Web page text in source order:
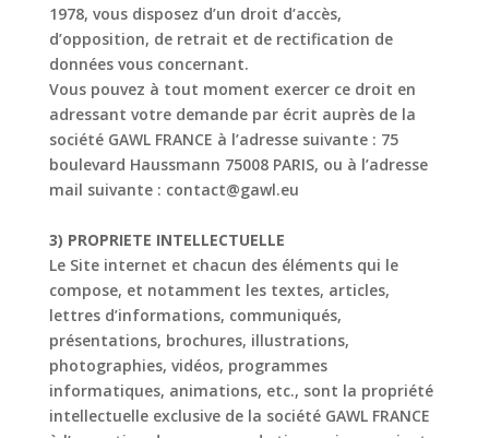
1978, vous disposez d’un droit d’accès,
d’opposition, de retrait et de rectification de
données vous concernant.
Vous pouvez à tout moment exercer ce droit en
adressant votre demande par écrit auprès de la
société GAWL FRANCE à l’adresse suivante : 75
boulevard Haussmann 75008PARIS, ou à l’adresse
mail suivante : contact@gawl.eu
3) PROPRIETE INTELLECTUELLE
Le Site internet et chacun des éléments qui le
compose, et notamment les textes, articles,
lettres d’informations, communiqués,
présentations, brochures, illustrations,
photographies, vidéos, programmes
informatiques, animations, etc., sont la propriété
intellectuelle exclusive de la société GAWL FRANCE